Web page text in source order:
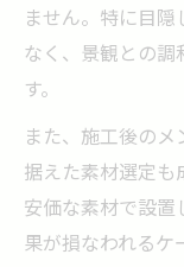
ません。特に目
なく、景観との調
す。
また、施工後の
据えた素材選定も
安価な素材で設
果が損なわれるケ